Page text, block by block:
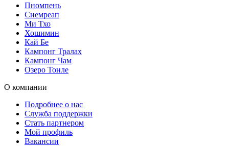
Пномпень
Сиемреап
Ми Тхо
Хошимин
Кай Бе
Кампонг Тралах
Кампонг Чам
Озеро Тонле
О компании
Подробнее о нас
Служба поддержки
Стать партнером
Мой профиль
Вакансии